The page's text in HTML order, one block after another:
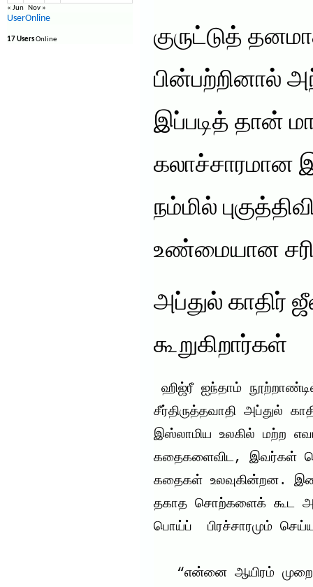
« Jun Nov »
UserOnline
17 UsersOnline
குருட்டுத்
பின்பற்றினால்
இப்படித் தான்
கலாச்சாரமான
நம்மில்
உண்மையான
அப்துல் காதிர்
கூறுகிறார்கள்
சீர்திருத்தவாதி அப்துல்
இஸ்லாமிய உலகில் மற்ற
கதைகளைவிட, இவர்கள்
கதைகள் உலவுகின்றன.
தகாத சொற்களைக் கூட
பொய்ப்  பிரச்சாரமும்